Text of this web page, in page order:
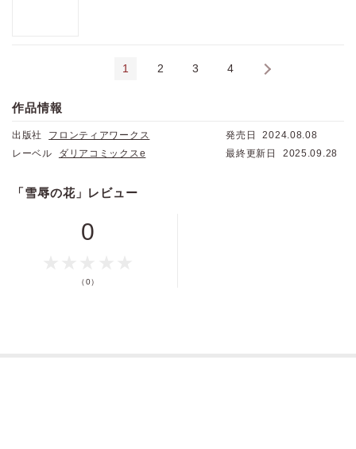
1 2 3 4 ›
作品情報
出版社
フロンティアワークス
レーベル
ダリアコミックスe
発売日
2024.08.08
最終更新日
2025.09.28
「雪辱の花」レビュー
0
（0）